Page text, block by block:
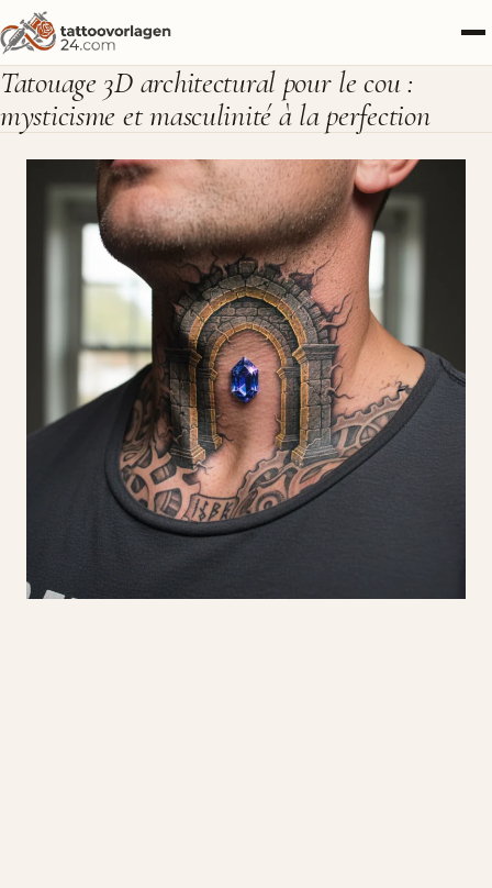
Tatouage 3D architectural pour le cou :
mysticisme et masculinité à la perfection